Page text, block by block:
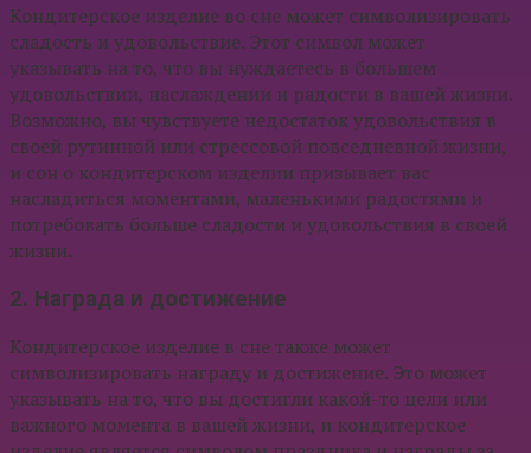
Кондитерское изделие во сне может символизировать
сладость и удовольствие. Этот символ может
указывать на то, что вы нуждаетесь в большем
удовольствии, наслаждении и радости в вашей жизни.
Возможно, вы чувствуете недостаток удовольствия в
своей рутинной или стрессовой повседневной жизни,
и сон о кондитерском изделии призывает вас
насладиться моментами, маленькими радостями и
потребовать больше сладости и удовольствия в своей
жизни.
2. Награда и достижение
Кондитерское изделие в сне также может
символизировать награду и достижение. Это может
указывать на то, что вы достигли какой-то цели или
важного момента в вашей жизни, и кондитерское